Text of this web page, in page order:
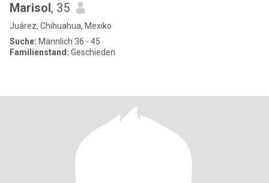
Marisol, 35
Juárez, Chihuahua, Mexiko
Suche: Männlich 36 - 45
Familienstand: Geschieden